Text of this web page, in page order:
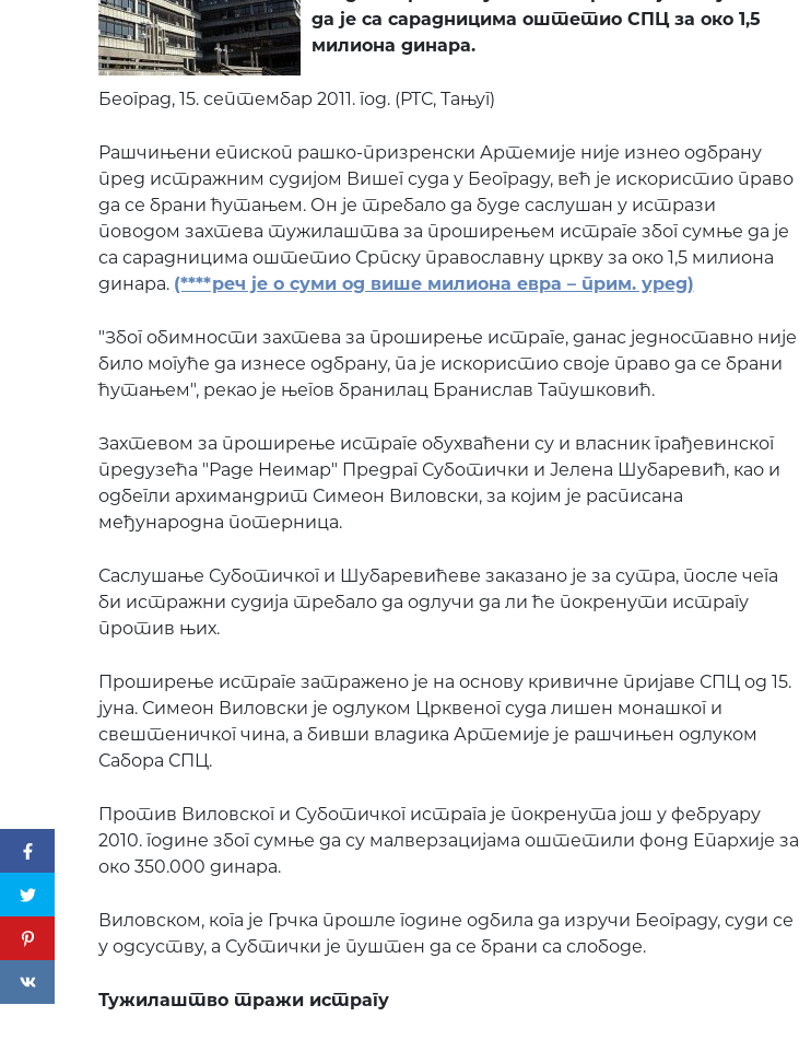
да је са сарадницима оштетио СПЦ за око 1,5
милиона динара.
Београд, 15. септембар 2011. год. (РТС, Тањуг)
Рашчињени епископ рашко-призренски Артемије није изнео одбрану
пред истражним судијом Вишег суда у Београду, већ је искористио право
да се брани ћутањем. Он је требало да буде саслушан у истрази
поводом захтева тужилаштва за проширењем истраге због сумње да је
са сарадницима оштетио Српску православну цркву за око 1,5 милиона
динара. (****реч је о суми од више милиона евра – прим. уред)
"Због обимности захтева за проширење истраге, данас једноставно није
било могуће да изнесе одбрану, па је искористио своје право да се брани
ћутањем", рекао је његов бранилац Бранислав Тапушковић.
Захтевом за проширење истраге обухваћени су и власник грађевинског
предузећа "Раде Неимар" Предраг Суботички и Јелена Шубаревић, као и
одбегли архимандрит Симеон Виловски, за којим је расписана
међународна потерница.
Саслушање Суботичког и Шубаревићеве заказано је за сутра, после чега
би истражни судија требало да одлучи да ли ће покренути истрагу
против њих.
Проширење истраге затражено је на основу кривичне пријаве СПЦ од 15.
јуна. Симеон Виловски је одлуком Црквеног суда лишен монашког и
свештеничког чина, а бивши владика Артемије је рашчињен одлуком
Сабора СПЦ.
Против Виловског и Суботичког истрага је покренута још у фебруару
2010. године због сумње да су малверзацијама оштетили фонд Епархије за
око 350.000 динара.
Виловском, кога је Грчка прошле године одбила да изручи Београду, суди се
у одсуству, а Субтички је пуштен да се брани са слободе.
Тужилаштво тражи истрагу